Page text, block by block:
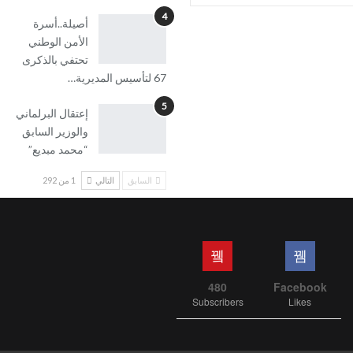
4
أصيلة..أسرة
الأمن الوطني
تحتفي بالذكرى
67 لتأسيس المديرية…
5
إعتقال البرلماني
والوزير السابق
“محمد مبديع”
السابق التالي 1 من 292
Facebook
Likes
480
Subscribers